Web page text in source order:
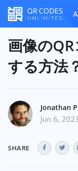
画像の
する方法
Jonathan
Jun 6,
SHARE